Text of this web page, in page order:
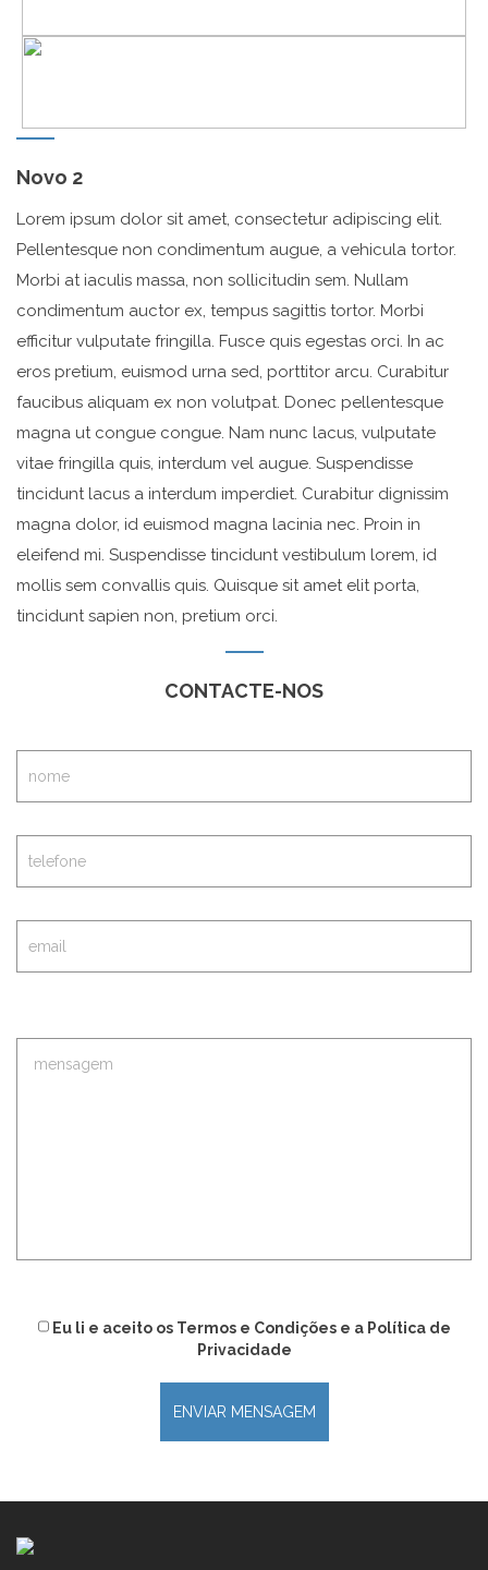
Novo 2
Lorem ipsum dolor sit amet, consectetur adipiscing elit.
Pellentesque non condimentum augue, a vehicula tortor.
Morbi at iaculis massa, non sollicitudin sem. Nullam
condimentum auctor ex, tempus sagittis tortor. Morbi
efficitur vulputate fringilla. Fusce quis egestas orci. In ac
eros pretium, euismod urna sed, porttitor arcu. Curabitur
faucibus aliquam ex non volutpat. Donec pellentesque
magna ut congue congue. Nam nunc lacus, vulputate
vitae fringilla quis, interdum vel augue. Suspendisse
tincidunt lacus a interdum imperdiet. Curabitur dignissim
magna dolor, id euismod magna lacinia nec. Proin in
eleifend mi. Suspendisse tincidunt vestibulum lorem, id
mollis sem convallis quis. Quisque sit amet elit porta,
tincidunt sapien non, pretium orci.
CONTACTE-NOS
Eu li e aceitoos Termos e Condiçõese a Política de
Privacidade